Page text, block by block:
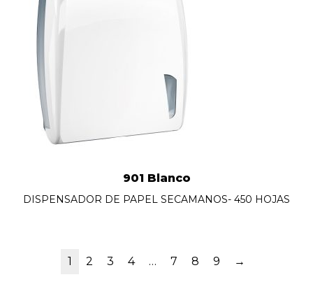
901 Blanco
DISPENSADOR DE PAPEL SECAMANOS- 450 HOJAS
1 2 3 4 … 7 8 9 →